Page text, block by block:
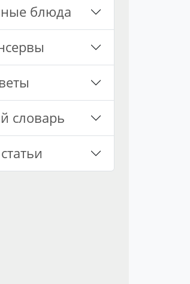
блюда
словарь